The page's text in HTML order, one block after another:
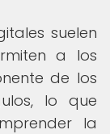
suelen
a los
de los
lo que
la